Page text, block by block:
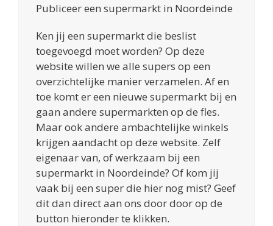
Publiceer een supermarkt in Noordeinde
Ken jij een supermarkt die beslist
toegevoegd moet worden? Op deze
website willen we alle supers op een
overzichtelijke manier verzamelen. Af en
toe komt er een nieuwe supermarkt bij en
gaan andere supermarkten op de fles.
Maar ook andere ambachtelijke winkels
krijgen aandacht op deze website. Zelf
eigenaar van, of werkzaam bij een
supermarkt in Noordeinde? Of kom jij
vaak bij een super die hier nog mist? Geef
dit dan direct aan ons door door op de
button hieronder te klikken.